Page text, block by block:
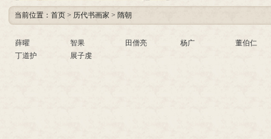
当前位置： 首页 > 历代书画家 > 隋朝
薛曜 智果 田僧亮 杨广
董伯仁
丁道护
展子虔